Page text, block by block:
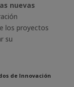
nuevas
los proyectos
su
de Innovación